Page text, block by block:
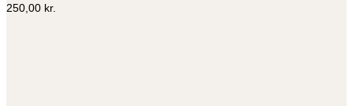
kan
250,00 kr.